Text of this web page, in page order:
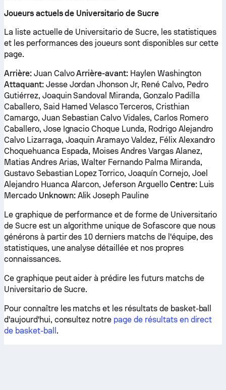
Joueurs actuels de Universitario de Sucre
La liste actuelle de Universitario de Sucre, les statistiques
et les performances des joueurs sont disponibles sur cette
page.
Arrière:Juan CalvoArrière-avant: Haylen Washington
Attaquant:Jesse Jordan Jhonson Jr, René Calvo, Pedro
Gutiérrez, Joaquin Sandoval Miranda, Gonzalo Padilla
Caballero, Said Hamed Velasco Terceros, Cristhian
Camargo, Juan Sebastian Calvo Vidales, Carlos Romero
Caballero, Jose Ignacio Choque Lunda, Rodrigo Alejandro
Calvo Lizarraga, Joaquin Aramayo Valdez, Félix Alexandro
Choquehuanca Espada, Moises Andres Vargas Alanez,
Matias Andres Arias, Walter Fernando Palma Miranda,
Gustavo Sebastian Lopez Torrico, Joaquín Cornejo, Joel
Alejandro Huanca Alarcon, Jeferson Arguello Centre:Luis
Mercado Unknown:Alik Joseph Pauline
Le graphique de performance et de forme de Universitario
de Sucre est un algorithme unique de Sofascore que nous
générons à partir des 10 derniers matchs de l'équipe, des
statistiques, une analyse détaillée et nos propres
connaissances.
Ce graphique peut aider à prédire les futurs matchs de
Universitario de Sucre.
Pour connaître les matchs et les résultats de basket-ball
d'aujourd'hui, consultez notre page de résultats en direct
de basket-ball .